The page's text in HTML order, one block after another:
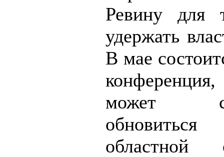
Ревину для
удержать
В мае
может
обновиться
областной